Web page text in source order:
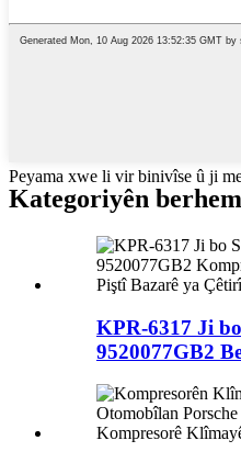
Peyama xwe li vir binivîse û ji
Kategoriyên
KPR-6317 Ji
9520077GB2